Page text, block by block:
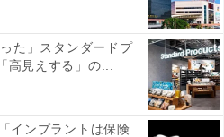
た」スタンダードプ
高見えする」の...
インプラントは保険